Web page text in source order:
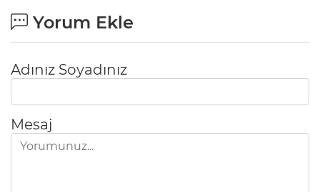
Yorum Ekle
Adınız Soyadınız
Mesaj